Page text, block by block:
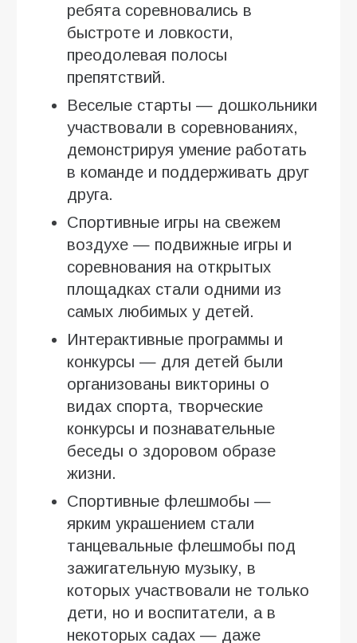
ребята соревновались в
быстроте и ловкости,
преодолевая полосы
препятствий.
Веселые старты — дошкольники
участвовали в соревнованиях,
демонстрируя умение работать
в команде и поддерживать друг
друга.
Спортивные игры на свежем
воздухе — подвижные игры и
соревнования на открытых
площадках стали одними из
самых любимых у детей.
Интерактивные программы и
конкурсы — для детей были
организованы викторины о
видах спорта, творческие
конкурсы и познавательные
беседы о здоровом образе
жизни.
Спортивные флешмобы —
ярким украшением стали
танцевальные флешмобы под
зажигательную музыку, в
которых участвовали не только
дети, но и воспитатели, а в
некоторых садах — даже